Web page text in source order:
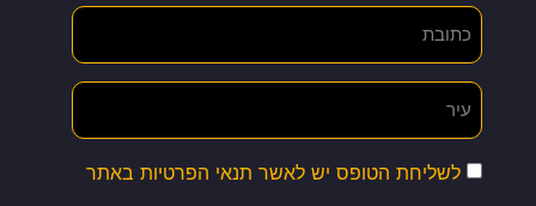
לשליחת הטופס יש לאשר תנאי הפרטיות באתר